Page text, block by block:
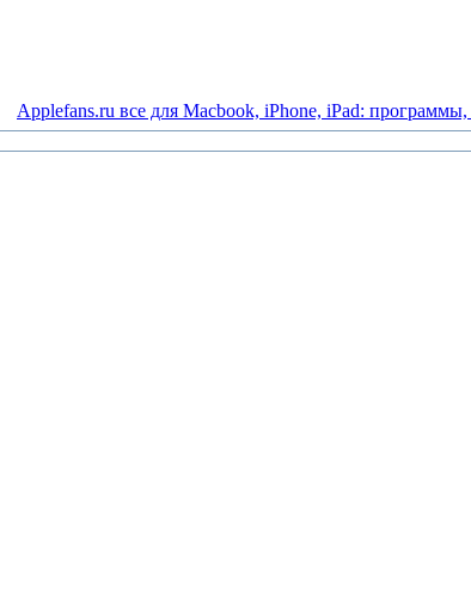
Applefans.ru все для Macbook, iPhone, iPad: программы,